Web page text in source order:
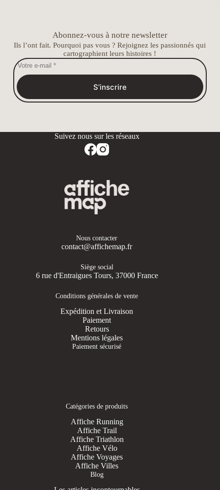
Abonnez-vous à notre newsletter
Ils l’ont fait. Pourquoi pas vous ? Rejoignez les passionnés qui
cartographient leurs histoires !
S’inscrire
Nous contacter
contact@affichemap.fr
Siège social
6 rue d'Entraigues Tours, 37000 France
Conditions générales de vente
Expédition et Livraison
Paiement
Retours
Mentions légales
Paiement sécurisé
Catégories de produits
Affiche Running
Affiche Trail
Affiche Triathlon
Affiche Vélo
Affiche Voyages
Affiche Villes
Blog